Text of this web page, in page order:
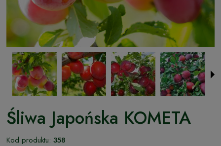
Śliwa Japońska KOMETA
Kod produktu: 358